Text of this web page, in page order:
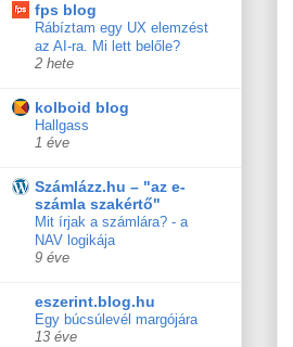
fps blog
Rábíztam egy UX elemzést
az AI-ra. Mi lett belőle?
2 hete
kolboid blog
Hallgass
1 éve
Számlázz.hu – "az e-
számla szakértő"
Mit írjak a számlára? - a
NAV logikája
9 éve
eszerint.blog.hu
Egy búcsúlevél margójára
13 éve